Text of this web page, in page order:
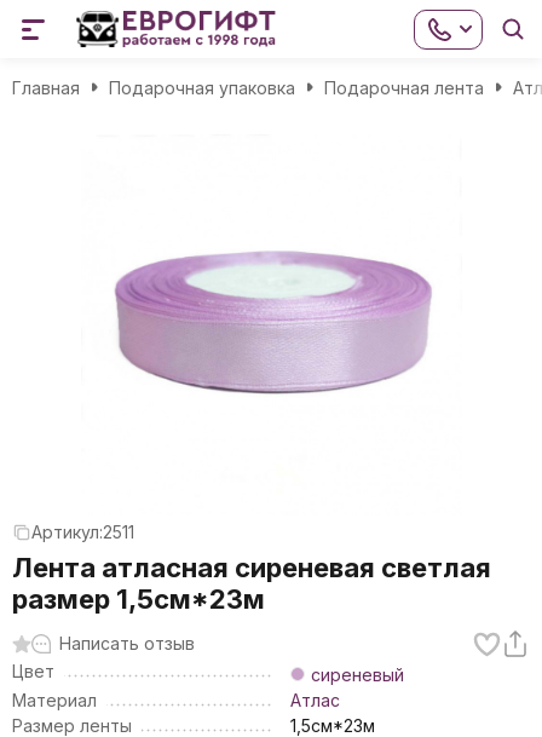
Главная Подарочная упаковка Подарочная лента
Артикул:2511
Лента атласная сиреневая светлая
размер 1,5см*23м
Написать отзыв
Цвет
сиреневый
Материал
Атлас
Размер ленты
1,5см*23м